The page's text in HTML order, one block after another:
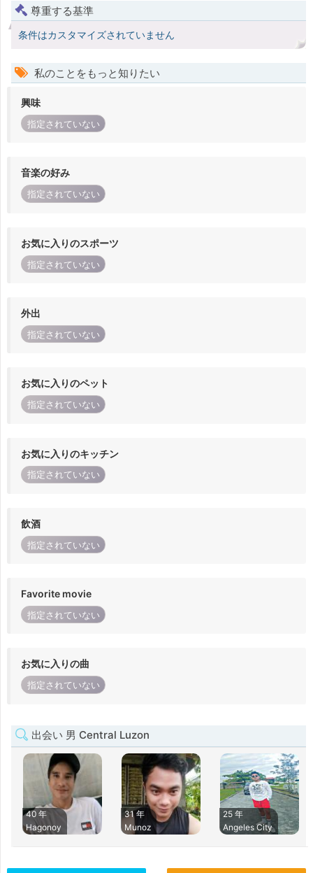
尊重する基準
条件はカスタマイズされていません
私のことをもっと知りたい
興味
指定されていない
音楽の好み
指定されていない
お気に入りのスポーツ
指定されていない
外出
指定されていない
お気に入りのペット
指定されていない
お気に入りのキッチン
指定されていない
飲酒
指定されていない
Favorite movie
指定されていない
お気に入りの曲
指定されていない
出会い 男 Central Luzon
40 年
Hagonoy
31 年
Munoz
25 年
Angeles City